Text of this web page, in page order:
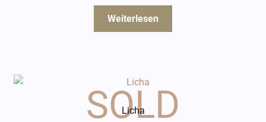
Weiterlesen
Licha